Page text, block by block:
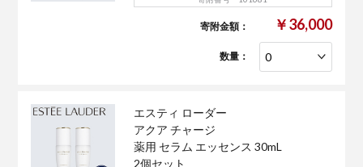
寄附金額： ￥36,000
数量：
エスティ ローダー
アクア チャージ
薬用 セラム エッセンス 30mL
2個セット